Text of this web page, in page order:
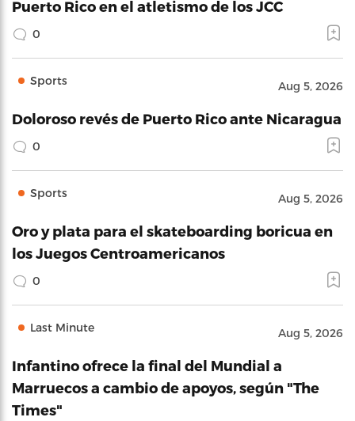
Puerto Rico en el atletismo de los JCC
0
Sports Aug 5, 2026
Doloroso revés de Puerto Rico ante Nicaragua
0
Sports Aug 5, 2026
Oro y plata para el skateboarding boricua en
los Juegos Centroamericanos
0
Last Minute Aug 5, 2026
Infantino ofrece la final del Mundial a
Marruecos a cambio de apoyos, según "The
Times"